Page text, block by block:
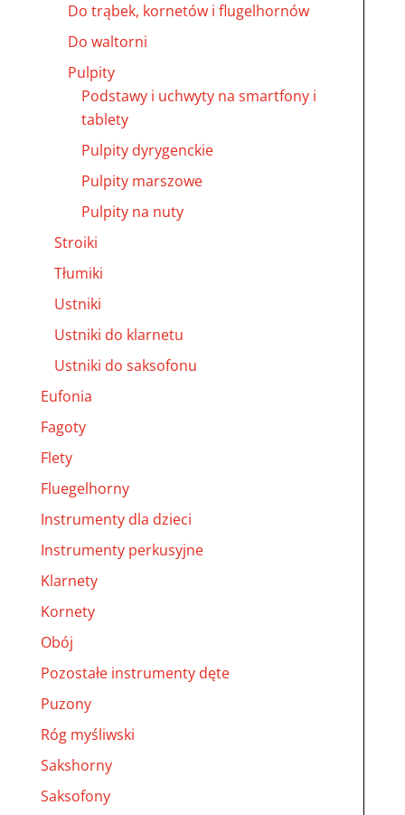
Do trąbek, kornetów i flugelhornów
Do waltorni
Pulpity
Podstawy i uchwyty na smartfony i
tablety
Pulpity dyrygenckie
Pulpity marszowe
Pulpity na nuty
Stroiki
Tłumiki
Ustniki
Ustniki do klarnetu
Ustniki do saksofonu
Eufonia
Fagoty
Flety
Fluegelhorny
Instrumenty dla dzieci
Instrumenty perkusyjne
Klarnety
Kornety
Obój
Pozostałe instrumenty dęte
Puzony
Róg myśliwski
Sakshorny
Saksofony